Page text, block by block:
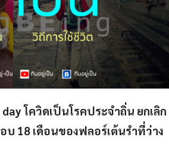
โควิดเป็นโรคประจำถิ่น ยกเลิก
18 เดือนของฟลอร์เต้นรำที่ว่าง